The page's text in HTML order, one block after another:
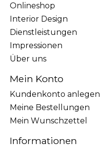
Onlineshop
Interior Design
Dienstleistungen
Impressionen
Über uns
Mein Konto
Kundenkonto anlegen
Meine Bestellungen
Mein Wunschzettel
Informationen